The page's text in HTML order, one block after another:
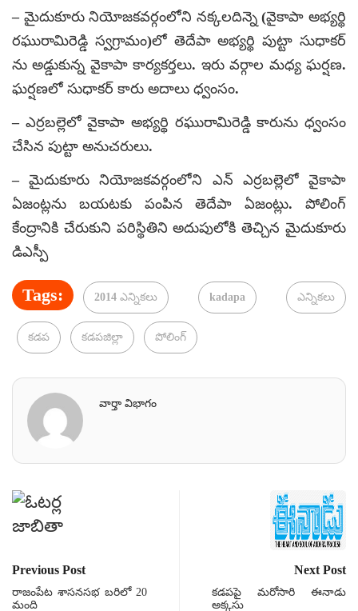
– మైదుకూరు నియోజకవర్గంలోని నక్కలదిన్నె (వైకాపా అభ్యర్థి
రఘురామిరెడ్డి స్వగ్రామం)లో తెదేపా అభ్యర్థి పుట్టా సుధాకర్
ను అడ్డుకున్న వైకాపా కార్యకర్తలు. ఇరు వర్గాల మధ్య ఘర్షణ.
ఘర్షణలో సుధాకర్ కారు అదాలు ధ్వంసం.
– ఎర్రబల్లెలో వైకాపా అభ్యర్థి రఘురామిరెడ్డి కారును ధ్వంసం
చేసిన పుట్టా అనుచరులు.
– మైదుకూరు నియోజకవర్గంలోని ఎన్ ఎర్రబల్లెలో వైకాపా
ఏజంట్లను బయటకు పంపిన తెదేపా ఏజంట్లు. పోలింగ్
కేంద్రానికి చేరుకుని పరిస్థితిని అదుపులోకి తెచ్చిన మైదుకూరు
డిఎస్పీ
Tags: 2014 ఎన్నికలు kadapa ఎన్నికలు
కడప కడపజిల్లా పోలింగ్
వార్తా విభాగం
Previous Post
రాజంపేట శాసనసభ బరిలో 20
మంది
Next Post
కడపపై మరోసారి ఈనాడు
అక్కసు